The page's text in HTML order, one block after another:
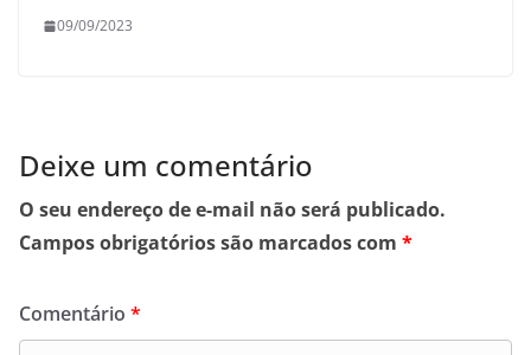
09/09/2023
Deixe um comentário
O seu endereço de e-mail não será publicado.
Campos obrigatórios são marcados com *
Comentário *